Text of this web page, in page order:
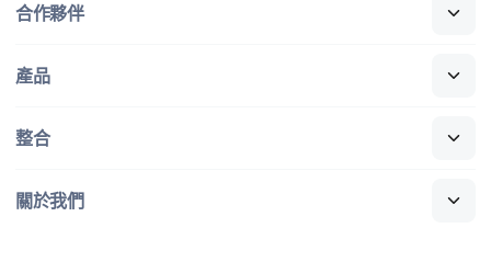
合作​夥伴
產品
整合
關於​我們